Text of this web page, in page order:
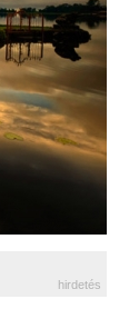
hirdetés